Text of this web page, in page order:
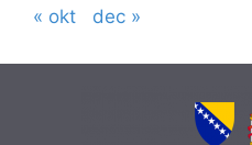
« okt dec »